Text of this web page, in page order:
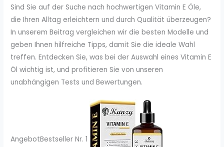
Sind Sie auf der Suche nach hochwertigen Vitamin E Öle,
die Ihren Alltag erleichtern und durch Qualität überzeugen?
In unserem Beitrag vergleichen wir die besten Modelle und
geben Ihnen hilfreiche Tipps, damit Sie die ideale Wahl
treffen. Entdecken Sie, was bei der Auswahl eines Vitamin E
Öl wichtig ist, und profitieren Sie von unseren
unabhängigen Tests und Bewertungen.
AngebotBestseller Nr. 1